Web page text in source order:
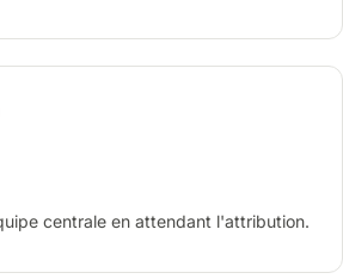
centrale en attendant l'attribution.